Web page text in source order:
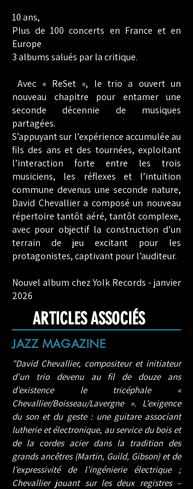
10 ans,
Plus de 100 concerts en France et en
Europe
3 albums salués par la critique.
Avec « ReSet », le trio a ouvert un
nouveau chapitre pour entamer une
seconde décennie de musiques
partagées.
S’appuyant sur l’expérience accumulée au
fils des ans et des tournées, exploitant
l’interaction forte entre les trois
musiciens, les réflexes et l’intuition
commune devenus une seconde nature,
David Chevallier a composé un nouveau
répertoire tantôt aéré, tantôt complexe,
avec pour objectif la construction d’un
terrain de jeu excitant pour les
protagonistes, captivant pour l’auditeur.
Nouvel album chez Yolk Records - janvier
2026
ARTICLES ASSOCIÉS
JAZZ MAGAZINE
"David Chevallier, compositeur et initiateur
d’un trio devenu au fil de douze ans
d’existence le tricéphale «
Chevallier/Boisseau/Lavergne ». L’exigence
du son et du geste : une guitare associant
lutherie et électronique, au service du bois et
de la cordes acier dans la tradition des
grands ancêtres (Martin, Guild, Gibson) et de
l’expressivité de l’ingénierie électrique ;
Chevallier jouant sur les deux registres –